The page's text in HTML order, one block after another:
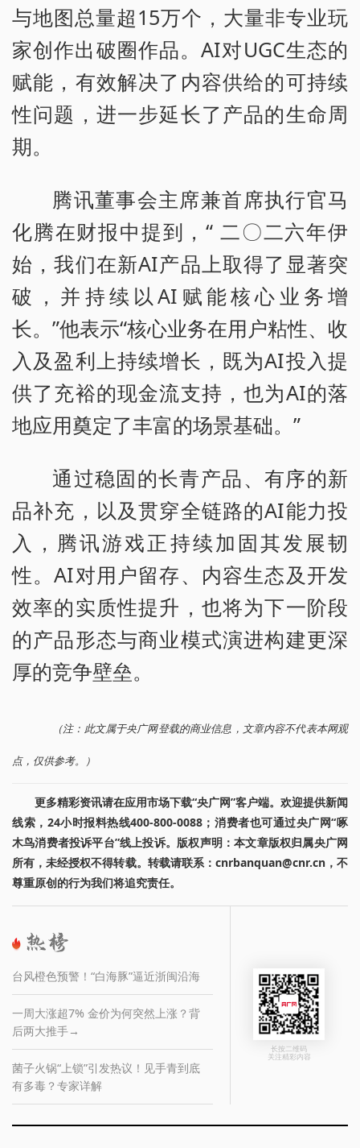
与地图总量超15万个，大量非专业玩
家创作出破圈作品。AI对UGC生态的
赋能，有效解决了内容供给的可持续
性问题，进一步延长了产品的生命周
期。
腾讯董事会主席兼首席执行官马
化腾在财报中提到，“ 二〇二六年伊
始，我们在新AI产品上取得了显著突
破，并持续以AI赋能核心业务增
长。”他表示“核心业务在用户粘性、收
入及盈利上持续增长，既为AI投入提
供了充裕的现金流支持，也为AI的落
地应用奠定了丰富的场景基础。”
通过稳固的长青产品、有序的新
品补充，以及贯穿全链路的AI能力投
入，腾讯游戏正持续加固其发展韧
性。AI对用户留存、内容生态及开发
效率的实质性提升，也将为下一阶段
的产品形态与商业模式演进构建更深
厚的竞争壁垒。
（注：此文属于央广网登载的商业信息，文章内容不代表本网观
点，仅供参考。）
更多精彩资讯请在应用市场下载“央广网”客户端。欢迎提供新闻
线索，24小时报料热线400-800-0088；消费者也可通过央广网“啄
木鸟消费者投诉平台”线上投诉。版权声明：本文章版权归属央广网
所有，未经授权不得转载。转载请联系：cnrbanquan@cnr.cn，不
尊重原创的行为我们将追究责任。
台风橙色预警！“白海豚”逼近浙闽沿海
一周大涨超7% 金价为何突然上涨？背
后两大推手→
菌子火锅“上锁”引发热议！见手青到底
有多毒？专家详解
长按二维码
关注精彩内容